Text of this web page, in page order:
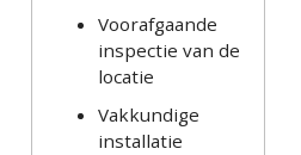
Voorafgaande
inspectie van de
locatie
Vakkundige
installatie